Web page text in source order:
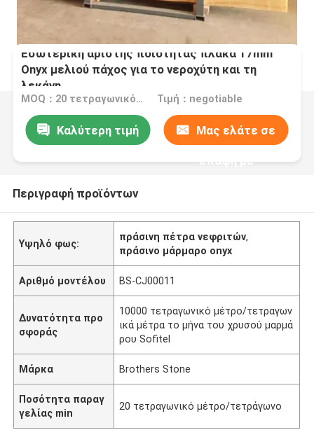
Εσωτερική αρίστης ποιότητας πλάκα 17mm
Onyx μελιού πάχος για το νεροχύτη και τη
λεκάνη
MOQ：20 τετραγωνικό μέτρο/τετράγωνο Τιμή：negotiable
Καλύτερη τιμή Μας ελάτε σε
επαφή με
Περιγραφή προϊόντων
Υψηλό φως:
πράσινη πέτρα νεφριτών,
πράσινο μάρμαρο onyx
Αριθμό μοντέλου BS-CJ00011
Δυνατότητα προ
σφοράς
10000 τετραγωνικό μέτρο/τετραγων
ικά μέτρα το μήνα του χρυσού μαρμά
ρου Sofitel
Μάρκα Brothers Stone
Ποσότητα παραγ
γελίας min
20 τετραγωνικό μέτρο/τετράγωνο